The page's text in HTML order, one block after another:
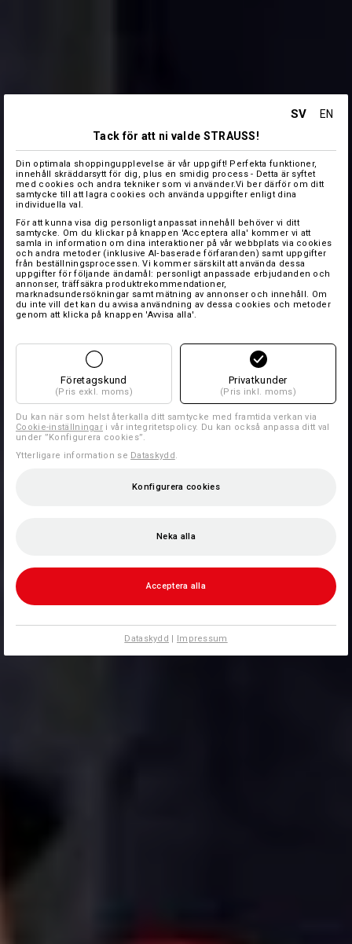
SV
EN
Tack för att ni valde STRAUSS!
Din optimala shoppingupplevelse är vår uppgift! Perfekta funktioner,
innehåll skräddarsytt för dig, plus en smidig process - Detta är syftet
med cookies och andra tekniker som vi använder.Vi ber därför om ditt
samtycke till att lagra cookies och använda uppgifter enligt dina
individuella val.
För att kunna visa dig personligt anpassat innehåll behöver vi ditt
samtycke. Om du klickar på knappen 'Acceptera alla' kommer vi att
samla in information om dina interaktioner på vår webbplats via cookies
och andra metoder (inklusive AI‑baserade förfaranden) samt uppgifter
från beställningsprocessen. Vi kommer särskilt att använda dessa
uppgifter för följande ändamål: personligt anpassade erbjudanden och
annonser, träffsäkra produktrekommendationer,
marknadsundersökningar samt mätning av annonser och innehåll. Om
du inte vill det kan du avvisa användning av dessa cookies och metoder
genom att klicka på knappen 'Avvisa alla'.
Företagskund
(Pris exkl. moms)
Privatkunder
(Pris inkl. moms)
Du kan när som helst återkalla ditt samtycke med framtida verkan via
Cookie-inställningar i vår integritetspolicy. Du kan också anpassa ditt val
under ”Konfigurera cookies”.
Ytterligare information se Dataskydd
Konfigurera cookies
Neka alla
Acceptera alla
Dataskydd | Impressum